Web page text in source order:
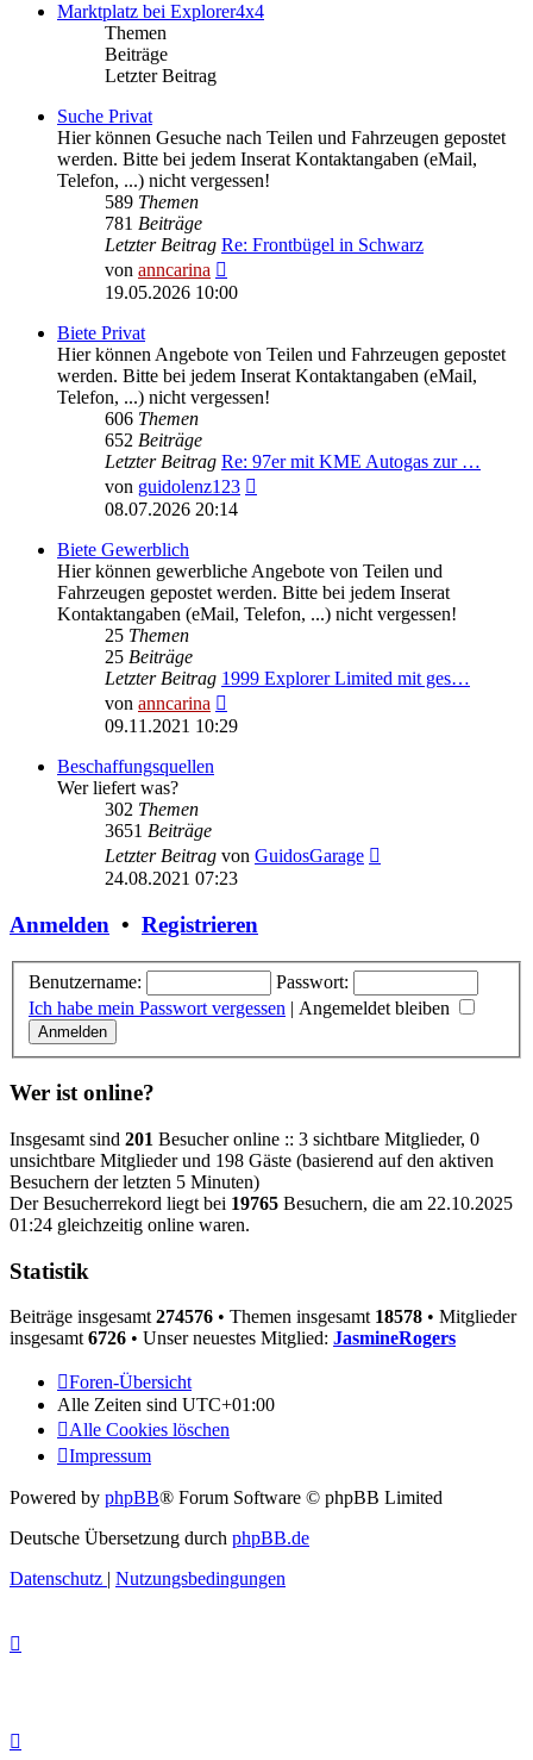
Marktplatz bei Explorer4x4
Themen
Beiträge
Letzter Beitrag
Suche Privat
Hier können Gesuche nach Teilen und Fahrzeugen gepostet
werden. Bitte bei jedem Inserat Kontaktangaben (eMail,
Telefon, ...) nicht vergessen!
589 Themen
781 Beiträge
Letzter Beitrag Re: Frontbügel in Schwarz
von anncarina
Beitrag
19.05.2026 10:00
Biete Privat
Hier können Angebote von Teilen und Fahrzeugen gepostet
werden. Bitte bei jedem Inserat Kontaktangaben (eMail,
Telefon, ...) nicht vergessen!
606 Themen
652 Beiträge
Letzter Beitrag Re: 97er mit KME Autogas zur …
von guidolenz123
08.07.2026 20:14
Biete Gewerblich
Hier können gewerbliche Angebote von Teilen und
Fahrzeugen gepostet werden. Bitte bei jedem Inserat
Kontaktangaben (eMail, Telefon, ...) nicht vergessen!
25 Themen
25 Beiträge
Letzter Beitrag 1999 Explorer Limited mit ges…
von anncarina
Beitrag
09.11.2021 10:29
Beschaffungsquellen
Wer liefert was?
302 Themen
3651 Beiträge
Letzter Beitrag von GuidosGarage
24.08.2021 07:23
Anmelden • Registrieren
Benutzername:
Passwort:
Ich habe mein Passwort vergessen | Angemeldet bleiben
Wer ist online?
Insgesamt sind 201 Besucher online :: 3 sichtbare Mitglieder, 0
unsichtbare Mitglieder und 198 Gäste (basierend auf den aktiven
Besuchern der letzten 5 Minuten)
Der Besucherrekord liegt bei 19765 Besuchern, die am 22.10.2025
01:24 gleichzeitig online waren.
Statistik
Beiträge insgesamt 274576 • Themen insgesamt 18578 • Mitglieder
insgesamt 6726 • Unser neuestes Mitglied: JasmineRogers
Foren-Übersicht
Alle Zeiten sind UTC+01:00
Alle Cookies löschen
Impressum
Powered by phpBB® Forum Software © phpBB Limited
Deutsche Übersetzung durch phpBB.de
Datenschutz | Nutzungsbedingungen